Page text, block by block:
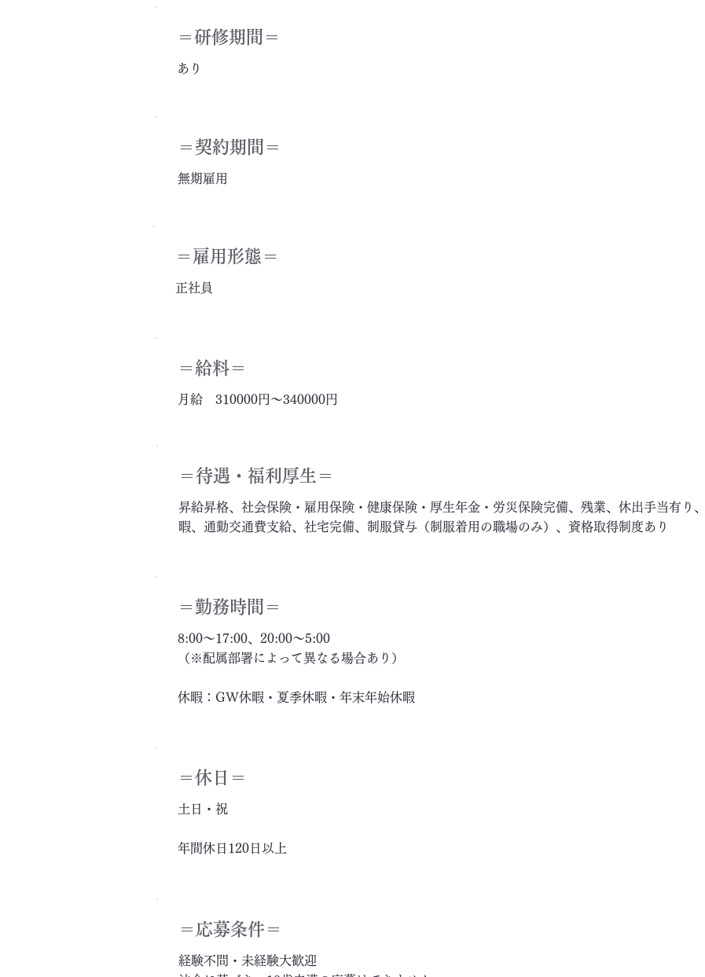
＝​研修期間＝
あり
＝契約期間＝
無期雇用
＝雇用形態＝
正社員
＝給料＝
月給 310000円～340000円
＝​待遇・福利厚生＝
昇給昇格、社会保険・雇用保険・健康保険・厚生年金・労災保険完備、残業、休出手当有り
暇、通勤交通費支給、社宅完備、制服貸与（制服着用の職場のみ）、資格取得制度あり
＝勤務時間＝
8:00～17:00、20:00～5:00
（※配属部署によって異なる場合あり）
休暇：GW休暇・夏季休暇・年末年始休暇
＝休日＝
土日・祝
年間休日120日以上
＝応募条件＝
経験不問・未経験大歓迎